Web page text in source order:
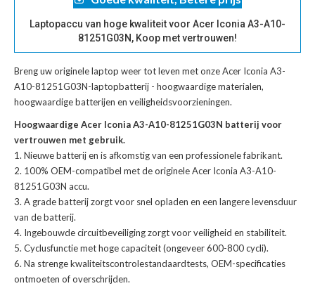
Laptopaccu van hoge kwaliteit voor Acer Iconia A3-A10-
81251G03N, Koop met vertrouwen!
Breng uw originele laptop weer tot leven met onzeAcer Iconia A3-
A10-81251G03N-laptopbatterij - hoogwaardige materialen,
hoogwaardige batterijen en veiligheidsvoorzieningen.
Hoogwaardige Acer Iconia A3-A10-81251G03N batterij voor
vertrouwen met gebruik.
Nieuwe batterij en is afkomstig van een professionele fabrikant.
100% OEM-compatibel met deoriginele Acer Iconia A3-A10-
81251G03N accu.
A grade batterij zorgt voor snel opladen en een langere levensduur
van de batterij.
Ingebouwde circuitbeveiliging zorgt voor veiligheid en stabiliteit.
Cyclusfunctie met hoge capaciteit (ongeveer 600-800 cycli).
Na strenge kwaliteitscontrolestandaardtests, OEM-specificaties
ontmoeten of overschrijden.